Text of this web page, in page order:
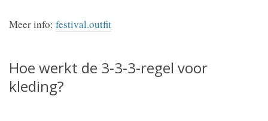
Meer info: festival.outfit
Hoe werkt de 3-3-3-regel voor
kleding?